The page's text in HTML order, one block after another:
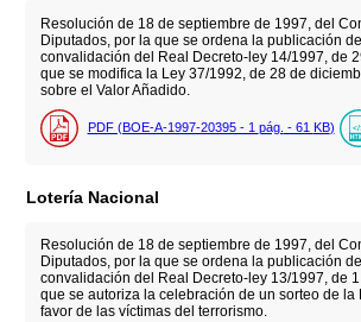
Resolución de 18 de septiembre de 1997, del
Diputados, por la que se ordena la publicación
convalidación del Real Decreto-ley 14/1997, de
que se modifica la Ley 37/1992, de 28 de
sobre el Valor Añadido.
PDF (BOE-A-1997-20395 - 1 pág. - 61 KB)
Lotería Nacional
Resolución de 18 de septiembre de 1997, del
Diputados, por la que se ordena la publicación
convalidación del Real Decreto-ley 13/1997, de 1
que se autoriza la celebración de un sorteo de la
favor de las víctimas del terrorismo.